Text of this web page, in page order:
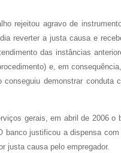
rejeitou agravo de
reverter a justa causa e
das instâncias
e, em
demonstrar conduta
gerais, em abril de 2006
justificou a dispensa com
justa causa pelo empregador.